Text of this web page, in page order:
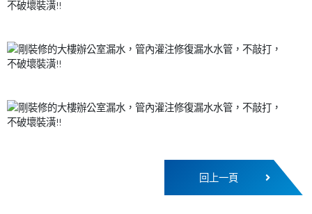
回上一頁